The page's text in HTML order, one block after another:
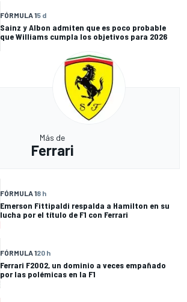
FÓRMULA 15 d
Sainz y Albon admiten que es poco probable
que Williams cumpla los objetivos para 2026
Más de
Ferrari
FÓRMULA 18 h
Emerson Fittipaldi respalda a Hamilton en su
lucha por el título de F1 con Ferrari
FÓRMULA 120 h
Ferrari F2002, un dominio a veces empañado
por las polémicas en la F1